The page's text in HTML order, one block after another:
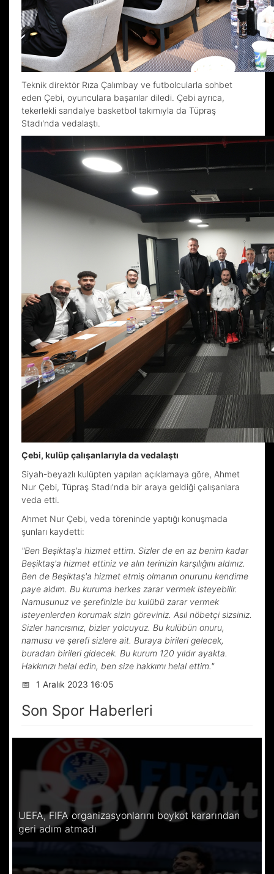
Teknik direktör Rıza Çalımbay ve futbolcularla sohbet
eden Çebi, oyunculara başarılar diledi. Çebi ayrıca,
tekerlekli sandalye basketbol takımıyla da Tüpraş
Stadı'nda vedalaştı.
Çebi, kulüp çalışanlarıyla da vedalaştı
Siyah-beyazlı kulüpten yapılan açıklamaya göre, Ahmet
Nur Çebi, Tüpraş Stadı'nda bir araya geldiği çalışanlara
veda etti.
Ahmet Nur Çebi, veda töreninde yaptığı konuşmada
şunları kaydetti:
"Ben Beşiktaş'a hizmet ettim. Sizler de en az benim kadar
Beşiktaş'a hizmet ettiniz ve alın terinizin karşılığını aldınız.
Ben de Beşiktaş'a hizmet etmiş olmanın onurunu kendime
paye aldım. Bu kuruma herkes zarar vermek isteyebilir.
Namusunuz ve şerefinizle bu kulübü zarar vermek
isteyenlerden korumak sizin göreviniz. Asıl nöbetçi sizsiniz.
Sizler hancısınız, bizler yolcuyuz. Bu kulübün onuru,
namusu ve şerefi sizlere ait. Buraya birileri gelecek,
buradan birileri gidecek. Bu kurum 120 yıldır ayakta.
Hakkınızı helal edin, ben size hakkımı helal ettim."
📅
1 Aralık 2023 16:05
Son Spor Haberleri
UEFA, FIFA organizasyonlarını boykot kararından
geri adım atmadı